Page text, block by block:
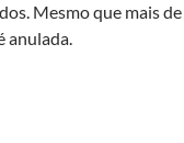
Mesmo que mais de
anulada.